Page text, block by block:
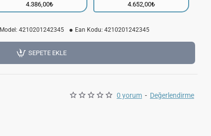
0 yorum - Değerlendirme
4.386,00₺ 4.652,00₺
Model: 4210201242345 Ean Kodu: 4210201242345
SEPETE EKLE